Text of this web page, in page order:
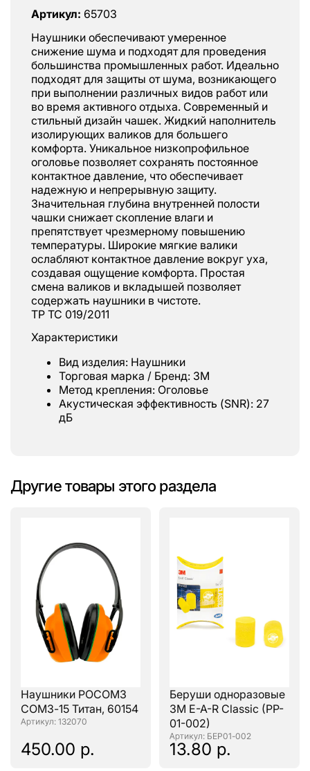
Артикул: 65703
Наушники обеспечивают умеренное
снижение шума и подходят для проведения
большинства промышленных работ. Идеально
подходят для защиты от шума, возникающего
при выполнении различных видов работ или
во время активного отдыха. Cовременный и
стильный дизайн чашек. Жидкий наполнитель
изолирующих валиков для большего
комфорта. Уникальное низкопрофильное
оголовье позволяет сохранять постоянное
контактное давление, что обеспечивает
надежную и непрерывную защиту.
Значительная глубина внутренней полости
чашки снижает скопление влаги и
препятствует чрезмерному повышению
температуры. Широкие мягкие валики
ослабляют контактное давление вокруг уха,
создавая ощущение комфорта. Простая
смена валиков и вкладышей позволяет
содержать наушники в чистоте.
ТР ТС 019/2011
Характеристики
Вид изделия: Наушники
Торговая марка / Бренд: 3М
Метод крепления: Оголовье
Акустическая эффективность (SNR): 27
дБ
Другие товары этого раздела
Наушники РОСОМЗ
СОМЗ-15 Титан, 60154
: 132070
450.00 р.
Беруши одноразовые
3M E-A-R Classic (PP-
01-002)
: БЕР01-002
13.80 р.